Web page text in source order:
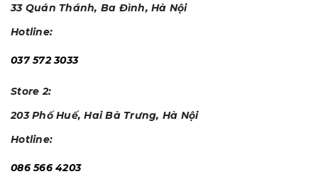
33 Quán Thánh, Ba Đình, Hà Nội
Hotline:
037 572 3033
Store 2:
203 Phố Huế, Hai Bà Trưng, Hà Nội
Hotline:
086 566 4203